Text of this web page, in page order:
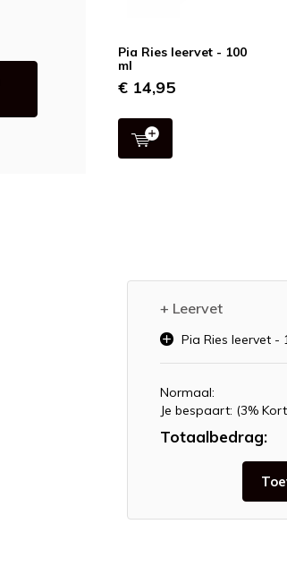
Pia Ries leervet - 100
ml
€ 14,95
+ Leervet
Pia Ries leervet -
Normaal:
Je bespaart: (3%
Totaalbedrag: